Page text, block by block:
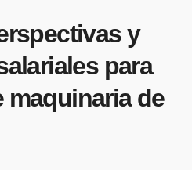
y
para
maquinaria de